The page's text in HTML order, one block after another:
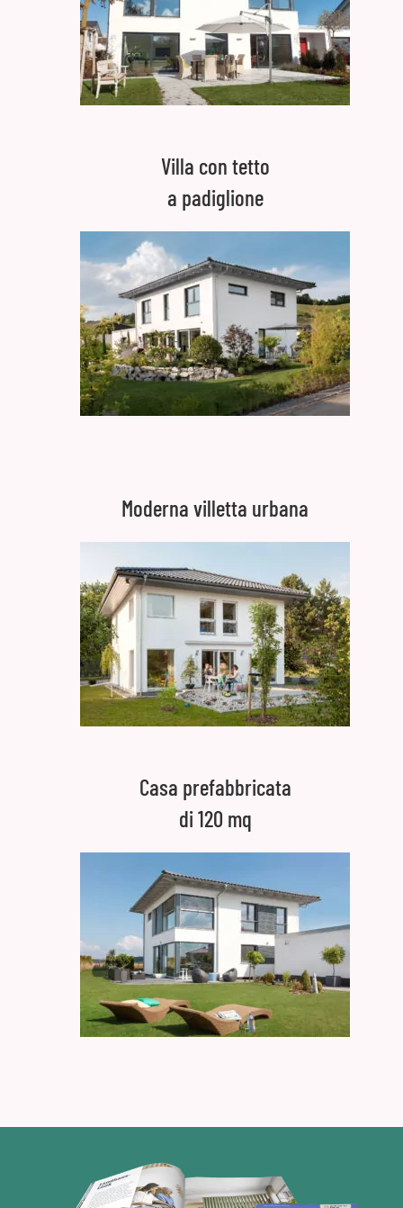
Villa con tetto
a padiglione
Moderna villetta urbana
Casa prefabbricata
di 120 mq